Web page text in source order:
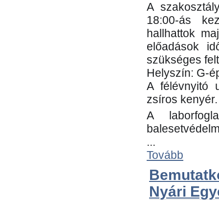
A
18:00-ás
hallhattok
előadások
szükséges
Helyszín: G-
A félévnyitó
zsíros kenyér.
A
...
Tovább
Nyári